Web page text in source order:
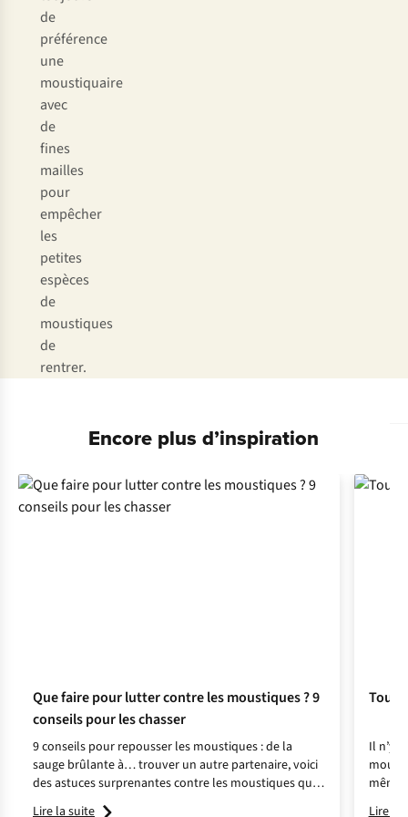
de
préférence
une
moustiquaire
avec
de
fines
mailles
pour
empêcher
les
petites
espèces
de
moustiques
de
rentrer.
Encore plus d’inspiration
Que faire pour lutter contre les moustiques ? 9
conseils pour les chasser
9 conseils pour repousser les moustiques : de la
sauge brûlante à… trouver un autre partenaire, voici
des astuces surprenantes contre les moustiques que
vous ne connaissez peut-être pas.
Lire la suite
Tout
Il n’y
même
Lire la